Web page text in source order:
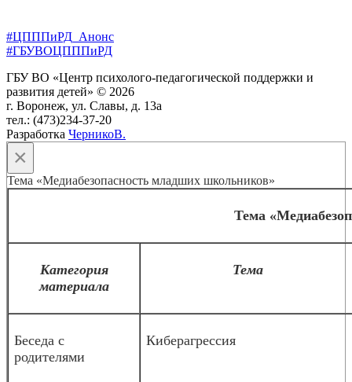
#ЦПППиРД_Анонс
#ГБУВОЦПППиРД
ГБУ ВО «Центр психолого-педагогической поддержки и
развития детей» © 2026
г. Воронеж, ул. Славы, д. 13а
тел.: (473)234-37-20
Разработка ЧерникоВ.
×
Тема «Медиабезопасность младших школьников»
Тема
Категория
материала
Тема
Беседа с
родителями
Киберагрессия